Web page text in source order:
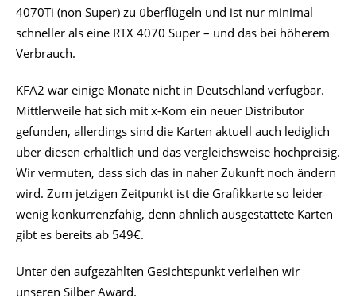
4070Ti (non Super) zu überflügeln und ist nur minimal
schneller als eine RTX 4070 Super – und das bei höherem
Verbrauch.
KFA2 war einige Monate nicht in Deutschland verfügbar.
Mittlerweile hat sich mit x-Kom ein neuer Distributor
gefunden, allerdings sind die Karten aktuell auch lediglich
über diesen erhältlich und das vergleichsweise hochpreisig.
Wir vermuten, dass sich das in naher Zukunft noch ändern
wird. Zum jetzigen Zeitpunkt ist die Grafikkarte so leider
wenig konkurrenzfähig, denn ähnlich ausgestattete Karten
gibt es bereits ab 549€.
Unter den aufgezählten Gesichtspunkt verleihen wir
unseren Silber Award.